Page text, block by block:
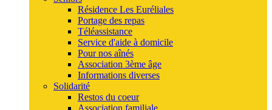
Résidence Les Euréliales
Portage des repas
Téléassistance
Service d'aide à domicile
Pour nos aînés
Association 3ème âge
Informations diverses
Solidarité
Restos du coeur
Association familiale